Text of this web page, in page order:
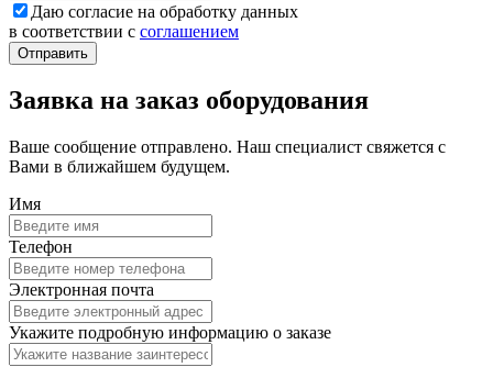
Даю согласие на обработку данных
в соответствии с соглашением
Заявка на заказ оборудования
Ваше сообщение отправлено. Наш специалист свяжется с
Вами в ближайшем будущем.
Имя
Телефон
Электронная почта
Укажите подробную информацию о заказе